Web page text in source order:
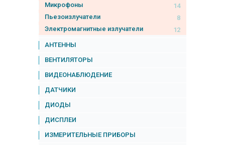
Микрофоны
14
Пьезоизлучатели
8
Электромагнитные излучатели
12
АНТЕННЫ
ВЕНТИЛЯТОРЫ
ВИДЕОНАБЛЮДЕНИЕ
ДАТЧИКИ
ДИОДЫ
ДИСПЛЕИ
ИЗМЕРИТЕЛЬНЫЕ ПРИБОРЫ